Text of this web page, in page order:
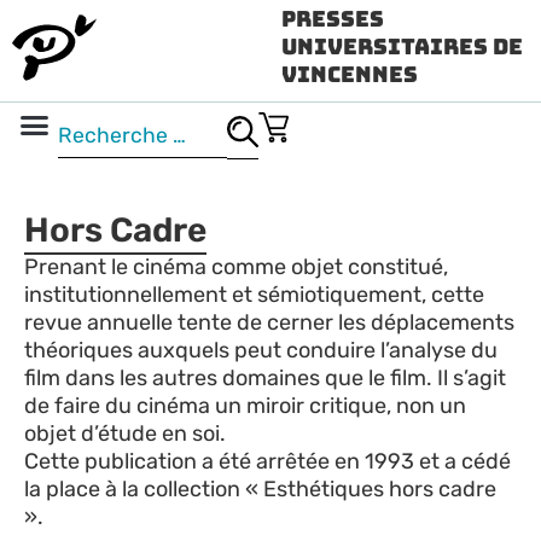
Presses
Universitaires de
Vincennes
Hors Cadre
Prenant le cinéma comme objet constitué,
institutionnellement et sémiotiquement, cette
revue annuelle tente de cerner les déplacements
théoriques auxquels peut conduire l’analyse du
film dans les autres domaines que le film. Il s’agit
de faire du cinéma un miroir critique, non un
objet d’étude en soi.
Cette publication a été arrêtée en 1993 et a cédé
la place à la collection « Esthétiques hors cadre
».